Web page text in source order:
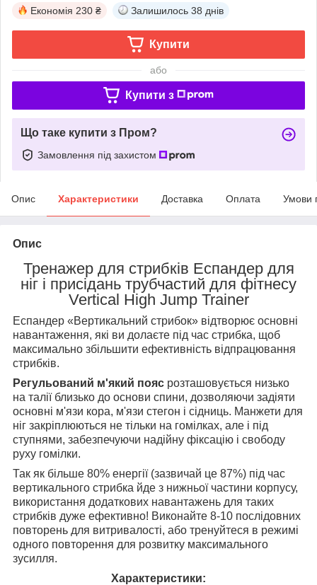
Економія 230 ₴ Залишилось 38 днів
Купити
або
Купити з
Що таке купити з Пром?
Замовлення під захистом
Опис Характеристики Доставка Оплата Умови
Опис
Тренажер для стрибків Еспандер для
ніг і присідань трубчастий для фітнесу
Vertical High Jump Trainer
Еспандер «Вертикальний стрибок» відтворює основні
навантаження, які ви долаєте під час стрибка, щоб
максимально збільшити ефективність відпрацювання
стрибків.
Регульований м'який пояс розташовується низько
на талії близько до основи спини, дозволяючи задіяти
основні м'язи кора, м'язи стегон і сідниць. Манжети для
ніг закріплюються не тільки на гомілках, але і під
ступнями, забезпечуючи надійну фіксацію і свободу
руху гомілки.
Так як більше 80% енергії (зазвичай це 87%) під час
вертикального стрибка йде з нижньої частини корпусу,
використання додаткових навантажень для таких
стрибків дуже ефективно! Виконайте 8-10 послідовних
повторень для витривалості, або тренуйтеся в режимі
одного повторення для розвитку максимального
зусилля.
Характеристики: